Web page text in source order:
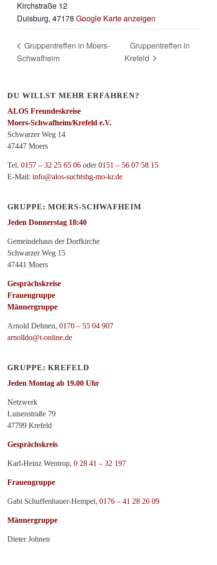
Kirchstraße 12
Duisburg, 47178 Google Karte anzeigen
Gruppentreffen in Moers-
Schwafheim
Gruppentreffen in
Krefeld
DU WILLST MEHR ERFAHREN?
ALOS Freundeskreise
Moers-Schwafheim/Krefeld e.V.
Schwarzer Weg 14
47447 Moers
Tel. 0157 – 32 25 65 06 oder0151 – 56 07 58 15
E-Mail: info@alos-suchtshg-mo-kr.de
GRUPPE: MOERS-SCHWAFHEIM
Jeden Donnerstag 18:40
Gemeindehaus der Dorfkirche
Schwarzer Weg 15
47441 Moers
Gesprächskreise
Frauengruppe
Männergruppe
Arnold Dehnen, 0170 – 55 04 907
arnolldo@t-online.de
GRUPPE: KREFELD
Jeden Montag ab 19.00 Uhr
Netzwerk
Luisenstraße 79
47799 Krefeld
Gesprächskreis
Karl-Heinz Wentrop, 0 28 41 – 32 197
Frauengruppe
Gabi Schuffenhauer-Hempel, 0176 – 41 28 26 09
Männergruppe
Dieter Johnen